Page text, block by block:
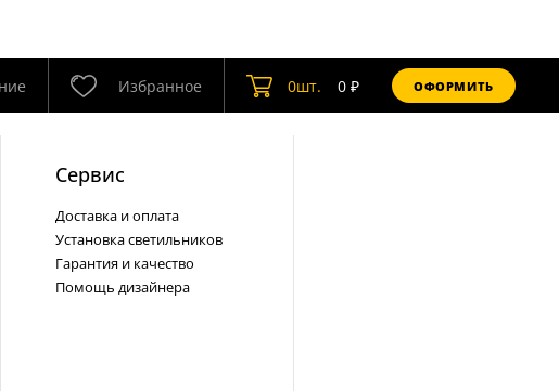
Избранное 0шт. 0₽ ОФОРМИТЬ
Сервис
Доставка и оплата
Установка светильников
Гарантия и качество
Помощь дизайнера